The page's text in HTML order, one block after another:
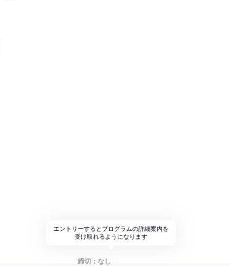
エントリーするとプログラムの詳細案内を
受け取れるようになります
締切：なし